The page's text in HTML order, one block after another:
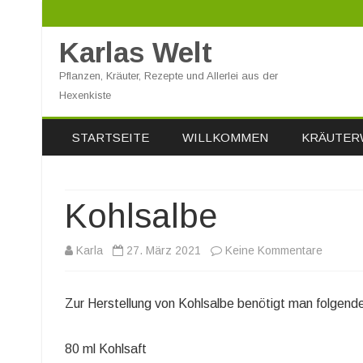
Karlas Welt
Pflanzen, Kräuter, Rezepte und Allerlei aus der
Hexenkiste
STARTSEITE WILLKOMMEN
Kohlsalbe
Karla 27. März 2021 Keine Kommentare
Zur Herstellung von Kohlsalbe benötigt man
80 ml Kohlsaft